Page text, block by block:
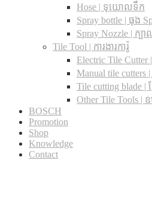
Hose | ទុយោលទឹក
Spray bottle | ធុង
Spray Nozzle | ក្ប
Tile Tool | ការងារការ៉ូ
Electric Tile Cutter
Manual tile cutters |
Tile cutting blade | ផ្
Other Tile Tools |
BOSCH
Promotion
Shop
Knowledge
Contact